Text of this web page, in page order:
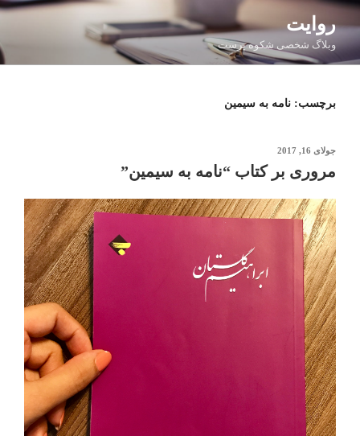
رفتن
به
محتوا
روایت
وبلاگ شخصی شکوه پرست
برچسب: نامه به سیمین
نوشته‌شده
جولای 16, 2017
مروری بر کتاب “نامه به سیمین”